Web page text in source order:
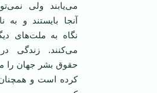
می‌یابند ولی
آنجا بایستند و به
نگاه به ملت‌های
می‌کنند. زندگی
حقوق بشر جهان را
کرده است و